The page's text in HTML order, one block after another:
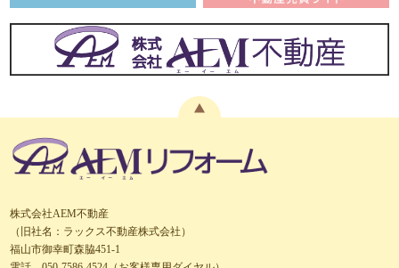
株式会社AEM不動産
（旧社名：ラックス不動産株式会社）
福山市御幸町森脇451-1